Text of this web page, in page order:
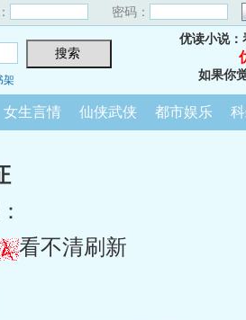
密码：
架
优读小说：
如果你
女生言情 仙侠武侠 都市娱乐
看不清刷新